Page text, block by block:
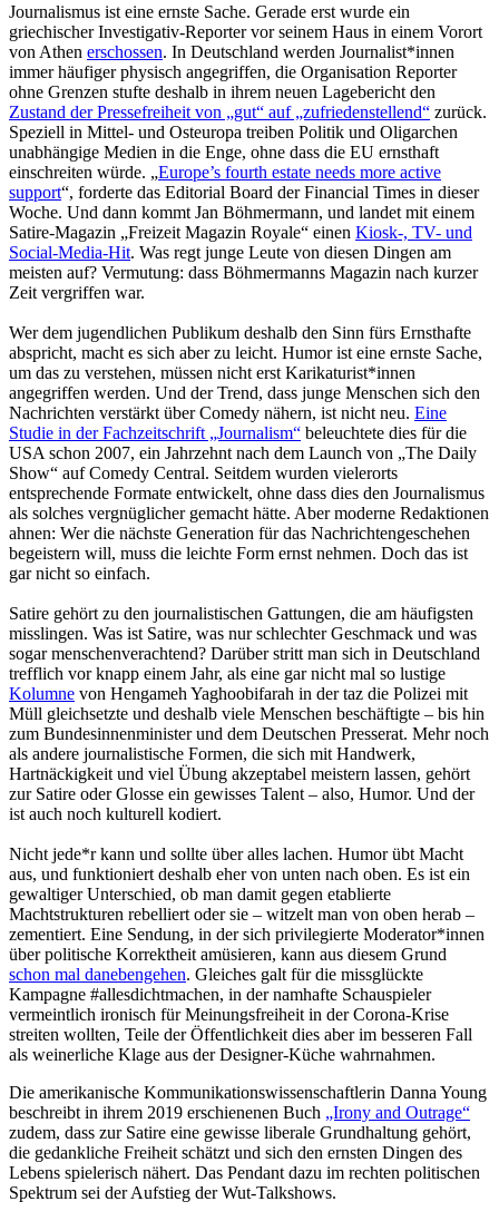
Journalismus ist eine ernste Sache. Gerade erst wurde ein
griechischer Investigativ-Reporter vor seinem Haus in einem Vorort
von Athen erschossen. In Deutschland werden Journalist*innen
immer häufiger physisch angegriffen, die Organisation Reporter
ohne Grenzen stufte deshalb in ihrem neuen Lagebericht den
Zustand der Pressefreiheit von „gut“ auf „zufriedenstellend“ zurück.
Speziell in Mittel- und Osteuropa treiben Politik und Oligarchen
unabhängige Medien in die Enge, ohne dass die EU ernsthaft
einschreiten würde. „Europe’s fourth estate needs more active
support“, forderte das Editorial Board der Financial Times in dieser
Woche. Und dann kommt Jan Böhmermann, und landet mit einem
Satire-Magazin „Freizeit Magazin Royale“ einen Kiosk-, TV- und
Social-Media-Hit. Was regt junge Leute von diesen Dingen am
meisten auf? Vermutung: dass Böhmermanns Magazin nach kurzer
Zeit vergriffen war.
Wer dem jugendlichen Publikum deshalb den Sinn fürs Ernsthafte
abspricht, macht es sich aber zu leicht. Humor ist eine ernste Sache,
um das zu verstehen, müssen nicht erst Karikaturist*innen
angegriffen werden. Und der Trend, dass junge Menschen sich den
Nachrichten verstärkt über Comedy nähern, ist nicht neu. Eine
Studie in der Fachzeitschrift „Journalism“ beleuchtete dies für die
USA schon 2007, ein Jahrzehnt nach dem Launch von „The Daily
Show“ auf Comedy Central. Seitdem wurden vielerorts
entsprechende Formate entwickelt, ohne dass dies den Journalismus
als solches vergnüglicher gemacht hätte. Aber moderne Redaktionen
ahnen: Wer die nächste Generation für das Nachrichtengeschehen
begeistern will, muss die leichte Form ernst nehmen. Doch das ist
gar nicht so einfach.
Satire gehört zu den journalistischen Gattungen, die am häufigsten
misslingen. Was ist Satire, was nur schlechter Geschmack und was
sogar menschenverachtend? Darüber stritt man sich in Deutschland
trefflich vor knapp einem Jahr, als eine gar nicht mal so lustige
Kolumne von Hengameh Yaghoobifarah in der taz die Polizei mit
Müll gleichsetzte und deshalb viele Menschen beschäftigte – bis hin
zum Bundesinnenminister und dem Deutschen Presserat. Mehr noch
als andere journalistische Formen, die sich mit Handwerk,
Hartnäckigkeit und viel Übung akzeptabel meistern lassen, gehört
zur Satire oder Glosse ein gewisses Talent – also, Humor. Und der
ist auch noch kulturell kodiert.
Nicht jede*r kann und sollte über alles lachen. Humor übt Macht
aus, und funktioniert deshalb eher von unten nach oben. Es ist ein
gewaltiger Unterschied, ob man damit gegen etablierte
Machtstrukturen rebelliert oder sie – witzelt man von oben herab –
zementiert. Eine Sendung, in der sich privilegierte Moderator*innen
über politische Korrektheit amüsieren, kann aus diesem Grund
schon mal danebengehen. Gleiches galt für die missglückte
Kampagne #allesdichtmachen, in der namhafte Schauspieler
vermeintlich ironisch für Meinungsfreiheit in der Corona-Krise
streiten wollten, Teile der Öffentlichkeit dies aber im besseren Fall
als weinerliche Klage aus der Designer-Küche wahrnahmen.
Die amerikanische Kommunikationswissenschaftlerin Danna Young
beschreibt in ihrem 2019 erschienenen Buch „Irony and Outrage“
zudem, dass zur Satire eine gewisse liberale Grundhaltung gehört,
die gedankliche Freiheit schätzt und sich den ernsten Dingen des
Lebens spielerisch nähert. Das Pendant dazu im rechten politischen
Spektrum sei der Aufstieg der Wut-Talkshows.